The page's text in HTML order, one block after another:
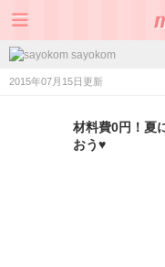
sayokom
2015年07月15日更新
材料費0円！夏
おう♥